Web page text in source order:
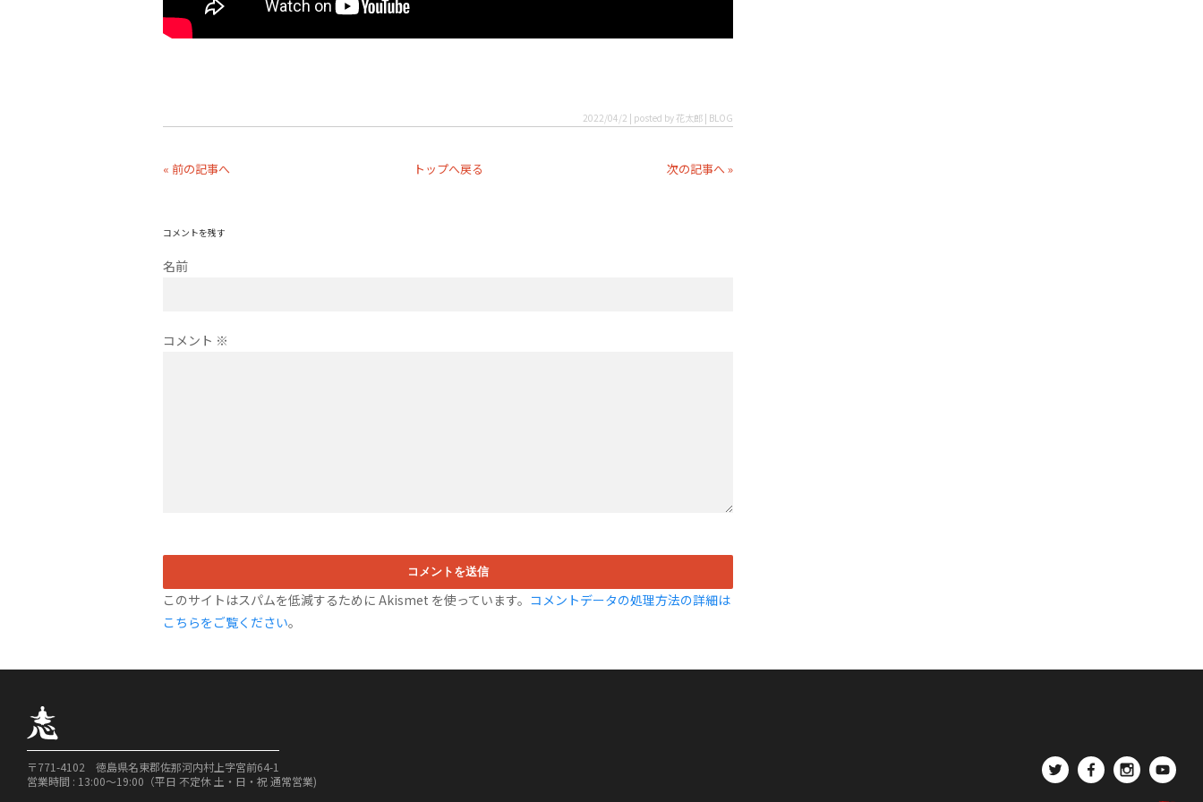
2022/04/2 | posted by 花太郎 | BLOG
« 前の記事へ トップへ戻る 次の記事へ »
コメントを残す
名前
コメント ※
このサイトはスパムを低減するために Akismet を使っています。 コメントデータの処理方法の詳細は
こちらをご覧ください。
〒771-4102 徳島県名東郡佐那河内村上字宮前64-1
営業時間 : 13:00〜19:00（平日 不定休 土・日・祝 通常営業)